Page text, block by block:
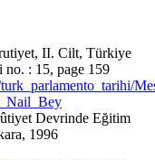
II. Cilt, Türkiye
: 15, page 159
Devrinde Eğitim
1996